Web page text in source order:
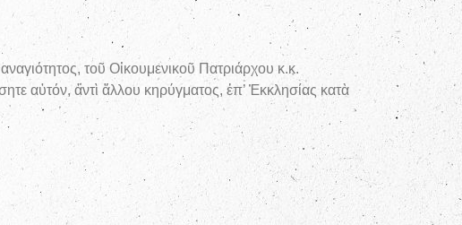
τοῦ Οἰκουμενικοῦ Πατριάρχου κ.κ.
αὐτόν, ἀντὶ ἄλλου κηρύγματος, ἐπ’ Ἐκκλησίας κατὰ